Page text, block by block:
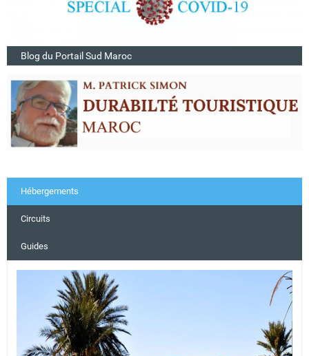
Blog du Portail Sud Maroc
Hébergements
Circuits
Guides